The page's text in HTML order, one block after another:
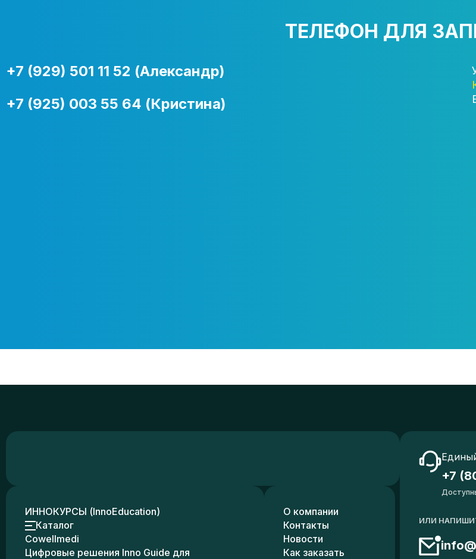
ТЕЛЕФОН ДЛЯ
+7 (929) 501 11 52 (Александр)
+7 (925) 003 55 64 (Кристина)
ИННОКУРСЫ (InnoEducation)
Каталог
Cowellmedi
Цифровые решения Inno Guide для
О компании
Контакты
Новости
Как заказать
+7
ИЛИ